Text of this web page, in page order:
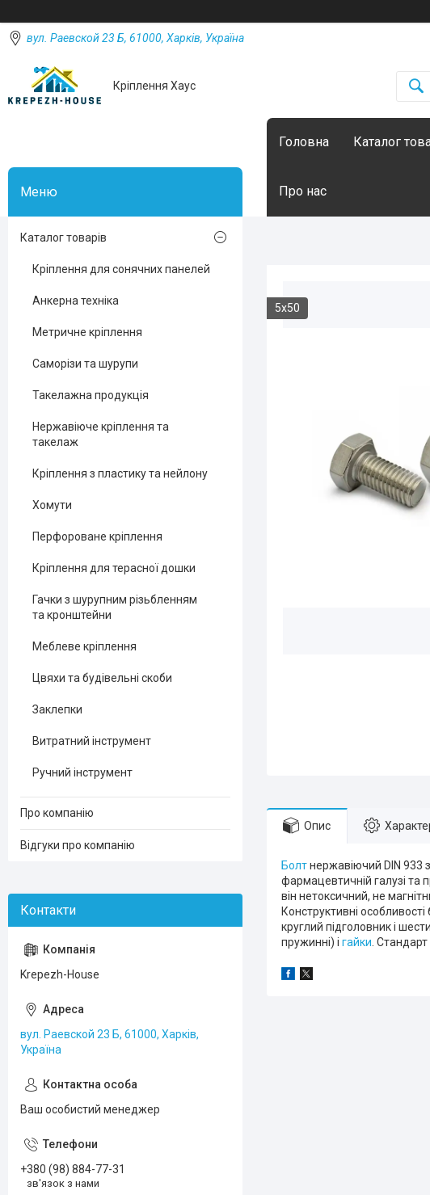
вул. Раевской 23 Б, 61000, Харків, Україна
Кріплення Хаус
Головна Каталог
Про нас
5х50
Опис
Болтнержавіючий DIN 933
фармацевтичній галузі та
він нетоксичний, не
Конструктивні
круглий підголовник і
пружинні) і гайки.
Каталог товарів
Кріплення для сонячних панелей
Анкерна техніка
Метричне кріплення
Саморізи та шурупи
Такелажна продукція
Нержавіюче кріплення та
такелаж
Кріплення з пластику та нейлону
Хомути
Перфороване кріплення
Кріплення для терасної дошки
Гачки з шурупним різьбленням
та кронштейни
Меблеве кріплення
Цвяхи та будівельні скоби
Заклепки
Витратний інструмент
Ручний інструмент
Про компанію
Відгуки про компанію
Krepezh-House
вул. Раевской 23 Б, 61000, Харків,
Україна
Ваш особистий менеджер
+380 (98) 884-77-31
зв'язок з нами